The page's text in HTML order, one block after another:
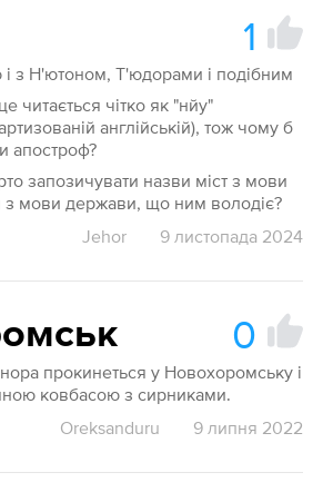
1
з Н'ютоном, Т'юдорами і подібним
читається чітко як "нйу"
англійській), тож чому б
апостроф?
запозичувати назви міст з мови
з мови держави, що ним володіє?
Jehor 9 листопада 2024
0
прокинеться у Новохоромську і
ковбасою з сирниками.
Oreksanduru 9 липня 2022